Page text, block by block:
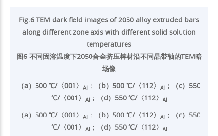
Fig.6 TEM dark field images of 2050 alloy extruded bars
along different zone axis with different solid solution
temperatures
图6 不同固溶温度下2050合金挤压棒材沿不同晶带轴的TEM暗
场像
（a）500 ℃/〈001〉 Al ；（b）500 ℃/〈112〉 Al ；（c）550
℃/〈001〉 Al；（d）550 ℃/〈112〉 Al
（a）500 ℃/〈001〉 Al ；（b）500 ℃/〈112〉 Al ；（c）550
℃/〈001〉 Al；（d）550 ℃/〈112〉 Al